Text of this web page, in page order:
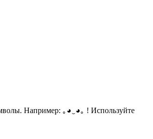
Например: ｡◕‿◕｡ ! Используйте